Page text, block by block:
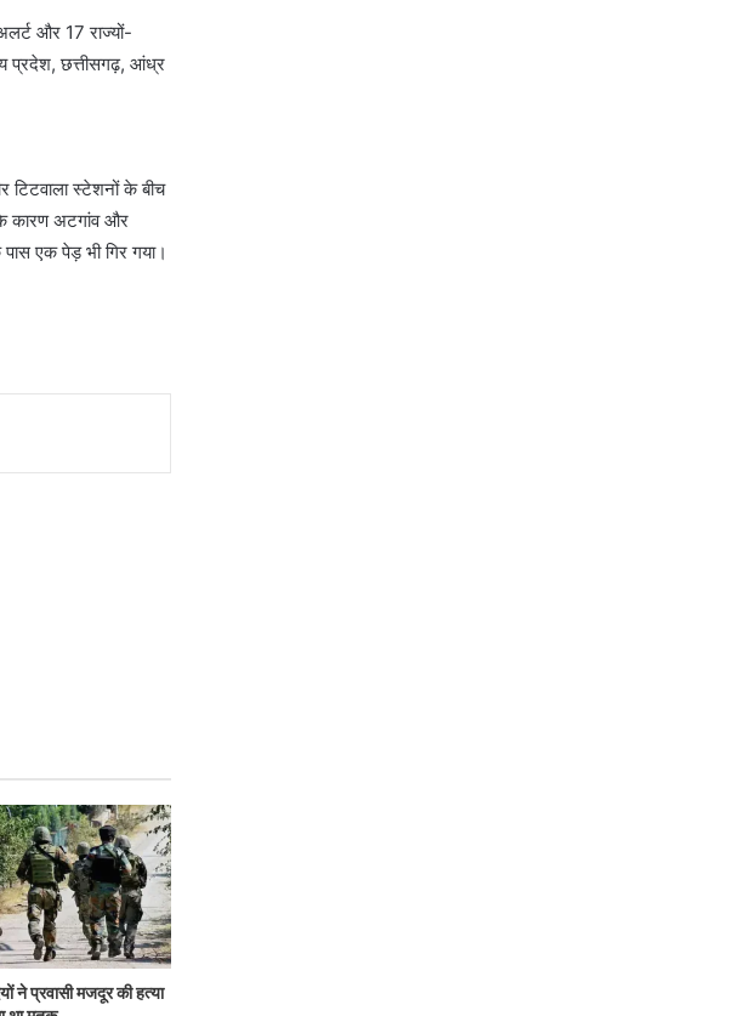
और 17 राज्यों-
प्रदेश, छत्तीसगढ़, आंध्र
टिटवाला स्टेशनों के बीच
के कारण अटगांव और
एक पेड़ भी गिर गया।
ने प्रवासी मजदूर की हत्या